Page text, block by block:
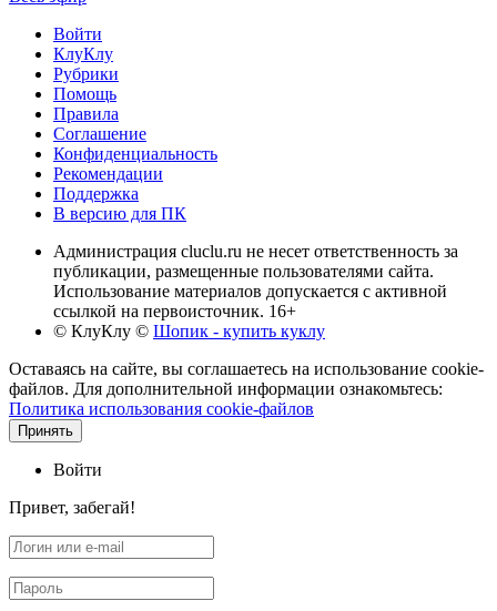
Войти
КлуКлу
Рубрики
Помощь
Правила
Соглашение
Конфиденциальность
Рекомендации
Поддержка
В версию для ПК
Администрация cluclu.ru не несет ответственность за
публикации, размещенные пользователями сайта.
Использование материалов допускается с активной
ссылкой на первоисточник. 16+
© КлуКлу © Шопик - купить куклу
Оставаясь на сайте, вы соглашаетесь на использование cookie-
файлов. Для дополнительной информации ознакомьтесь:
Политика использования cookie-файлов
Принять
Войти
Привет, забегай!